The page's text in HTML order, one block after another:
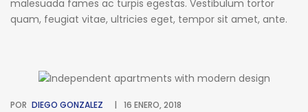
malesuada fames ac turpis egestas. Vestibulum tortor
quam, feugiat vitae, ultricies eget, tempor sit amet, ante.
erat wisi, condimentum sed, commodo [...]
POR DIEGO GONZALEZ 16 ENERO, 2018